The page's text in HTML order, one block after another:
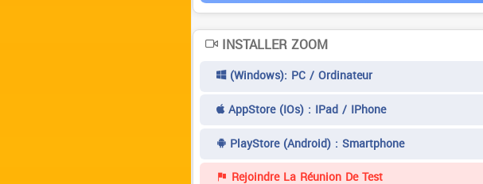
INSTALLER ZOOM
(Windows): PC / Ordinateur
AppStore (iOs) : IPad / IPhone
PlayStore (Android) : Smartphone
Rejoindre La Réunion De Test